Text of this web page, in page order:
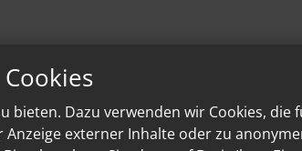
bieten. Dazu verwenden wir Cookies,
externer Inhalte oder zu